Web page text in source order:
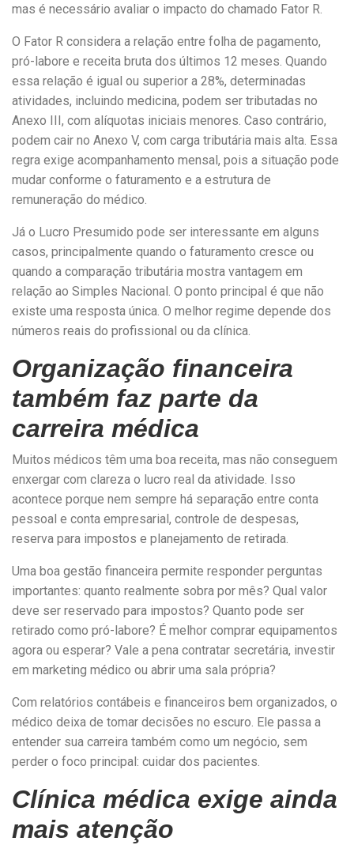
mas é necessário avaliar o impacto do chamado Fator R.
O Fator R considera a relação entre folha de pagamento,
pró-labore e receita bruta dos últimos 12 meses. Quando
essa relação é igual ou superior a 28%, determinadas
atividades, incluindo medicina, podem ser tributadas no
Anexo III, com alíquotas iniciais menores. Caso contrário,
podem cair no Anexo V, com carga tributária mais alta. Essa
regra exige acompanhamento mensal, pois a situação pode
mudar conforme o faturamento e a estrutura de
remuneração do médico.
Já o Lucro Presumido pode ser interessante em alguns
casos, principalmente quando o faturamento cresce ou
quando a comparação tributária mostra vantagem em
relação ao Simples Nacional. O ponto principal é que não
existe uma resposta única. O melhor regime depende dos
números reais do profissional ou da clínica.
Organização financeira
também faz parte da
carreira médica
Muitos médicos têm uma boa receita, mas não conseguem
enxergar com clareza o lucro real da atividade. Isso
acontece porque nem sempre há separação entre conta
pessoal e conta empresarial, controle de despesas,
reserva para impostos e planejamento de retirada.
Uma boa gestão financeira permite responder perguntas
importantes: quanto realmente sobra por mês? Qual valor
deve ser reservado para impostos? Quanto pode ser
retirado como pró-labore? É melhor comprar equipamentos
agora ou esperar? Vale a pena contratar secretária, investir
em marketing médico ou abrir uma sala própria?
Com relatórios contábeis e financeiros bem organizados, o
médico deixa de tomar decisões no escuro. Ele passa a
entender sua carreira também como um negócio, sem
perder o foco principal: cuidar dos pacientes.
Clínica médica exige ainda
mais atenção